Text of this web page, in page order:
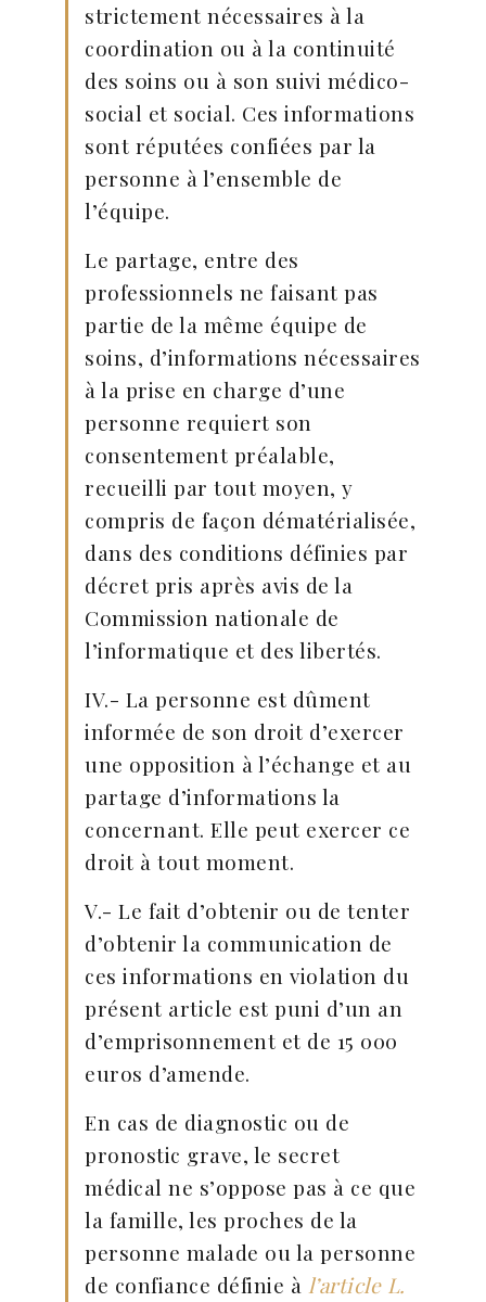
strictement nécessaires à la
coordination ou à la continuité
des soins ou à son suivi médico-
social et social. Ces informations
sont réputées confiées par la
personne à l’ensemble de
l’équipe.
Le partage, entre des
professionnels ne faisant pas
partie de la même équipe de
soins, d’informations nécessaires
à la prise en charge d’une
personne requiert son
consentement préalable,
recueilli par tout moyen, y
compris de façon dématérialisée,
dans des conditions définies par
décret pris après avis de la
Commission nationale de
l’informatique et des libertés.
IV.- La personne est dûment
informée de son droit d’exercer
une opposition à l’échange et au
partage d’informations la
concernant. Elle peut exercer ce
droit à tout moment.
V.- Le fait d’obtenir ou de tenter
d’obtenir la communication de
ces informations en violation du
présent article est puni d’un an
d’emprisonnement et de 15 000
euros d’amende.
En cas de diagnostic ou de
pronostic grave, le secret
médical ne s’oppose pas à ce que
la famille, les proches de la
personne malade ou la personne
de confiance définie à l’article L.